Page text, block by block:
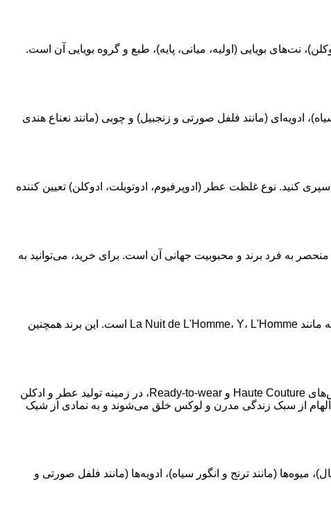
نت‌های بویایی (اولیه، میانی، پایه)، طبع و گروه بویایی آن است.
ادویه‌ای (مانند فلفل صورتی و زنجبیل) و چوبی (مانند نعناع هندی
کنید. نوع غلظت عطر (ادوپرفیوم، ادوتویلت، ادوکلن) تعیین کننده
به فرد برند و محبوبیت جهانی آن است. برای خرید، می‌توانید به
لیست محصولات عطر و ادکلن ایو سن لوران شامل عطرهای محبوب زنانه مانند Black Opium، Libre، Mon Paris و عطرهای مردانه مانند La Nuit de L'Homme، Y، L'Homme است. این برند همچنین
ایو سن لوران یک خانه مد لوکس فرانسوی است که توسط ایو سن لوران و پیر برژه در سال 1961 تاسیس شد. این برند علاوه بر لباس‌های Haute Couture و Ready-to-wear، در زمینه تولید عطر و ادکلن
الهام از سبک زندگی مدرن و لوکس خلق می‌شوند و به نمادی از شیک
(مانند ترنج و انگور سیاه)، ادویه‌ها (مانند فلفل صورتی و